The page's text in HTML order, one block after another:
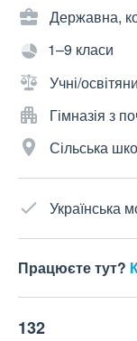
Державна,
1–9 класи
Учні/
Гімназія з
Сільська
Українська
Працюєте тут?
132